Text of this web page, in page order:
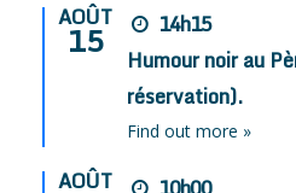
AOÛT
15
14h15
Humour noir au
réservation).
Find out more »
AOÛT